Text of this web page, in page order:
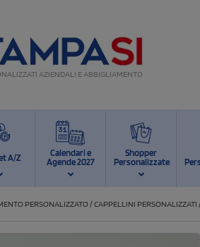
AZIENDALI E ABBIGLIAMENTO
A/Z
Calendari e
Agende 2027
Shopper
Personalizzate
PERSONALIZZATO /CAPPELLINI PERSONALIZZATI